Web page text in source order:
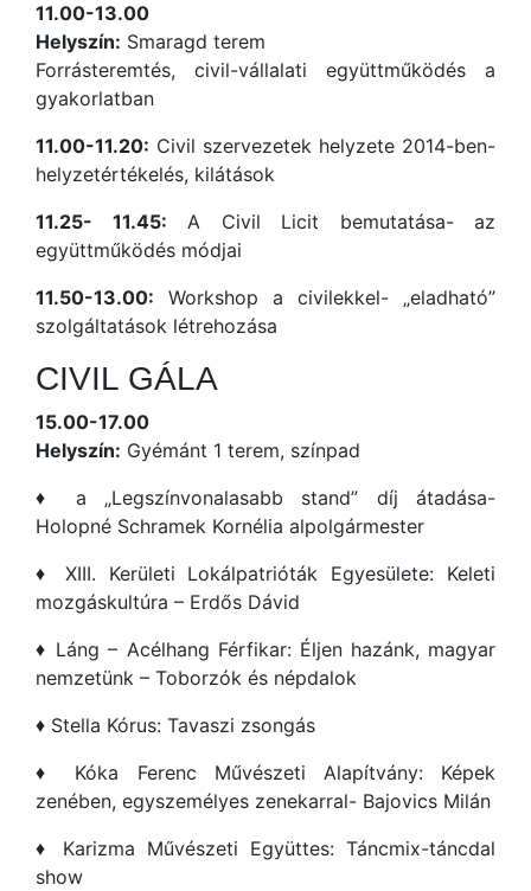
11.00-13.00
Helyszín: Smaragd terem
Forrásteremtés, civil-vállalati együttműködés a
gyakorlatban
11.00-11.20: Civil szervezetek helyzete 2014-ben-
helyzetértékelés, kilátások
11.25- 11.45: A Civil Licit bemutatása- az
együttműködés módjai
11.50-13.00: Workshop a civilekkel- „eladható”
szolgáltatások létrehozása
CIVIL GÁLA
15.00-17.00
Helyszín: Gyémánt 1 terem, színpad
♦ a „Legszínvonalasabb stand” díj átadása-
Holopné Schramek Kornélia alpolgármester
♦ XIII. Kerületi Lokálpatrióták Egyesülete: Keleti
mozgáskultúra – Erdős Dávid
♦ Láng – Acélhang Férfikar: Éljen hazánk, magyar
nemzetünk – Toborzók és népdalok
♦ Stella Kórus: Tavaszi zsongás
♦ Kóka Ferenc Művészeti Alapítvány: Képek
zenében, egyszemélyes zenekarral- Bajovics Milán
♦ Karizma Művészeti Együttes: Táncmix-táncdal
show